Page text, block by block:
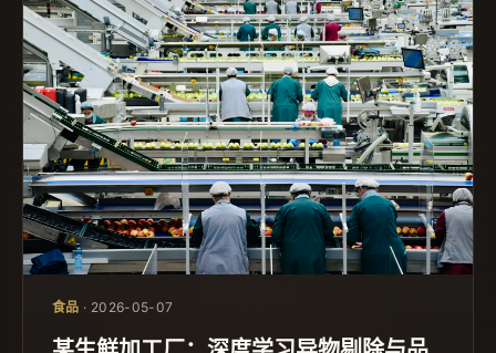
食品 · 2026-05-07